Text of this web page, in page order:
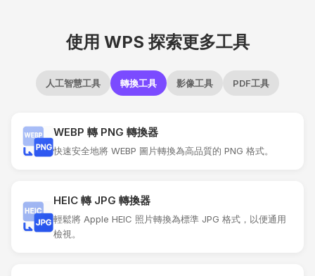
使用 WPS 探索更多工具
人工智慧工具 轉換工具 影像工具 PDF工具
WEBP 轉 PNG 轉換器
快速安全地將 WEBP 圖片轉換為高品質的 PNG 格式。
HEIC 轉 JPG 轉換器
輕鬆將 Apple HEIC 照片轉換為標準 JPG 格式，以便通用
檢視。